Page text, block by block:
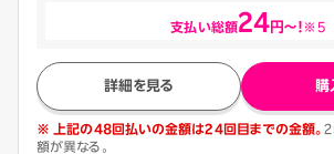
支払い総額24円～！※5
詳細を見る 購
※ 上記の48回払いの金額は24回目までの金額。
額が異なる。